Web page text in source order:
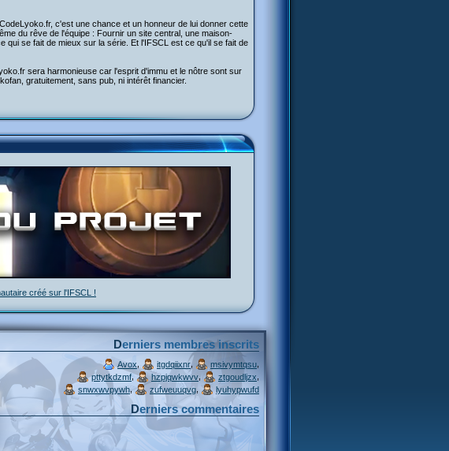
c'est une chance et un honneur de lui donner cette
du rêve de l'équipe : Fournir un site central, une maison-
se fait de mieux sur la série. Et l'IFSCL est ce qu'il se fait de
sera harmonieuse car l'esprit d'immu et le nôtre sont sur
gratuitement, sans pub, ni intérêt financier.
créé sur l'IFSCL !
Derniers membres inscrits
Avox itgdqiixnr, msivymtqsu
pttytkdzmf, hzpjqwkwvv ztgoudljzx
snwxwvpywh, zufweuuqvg lyuhypwufd
Derniers commentaires